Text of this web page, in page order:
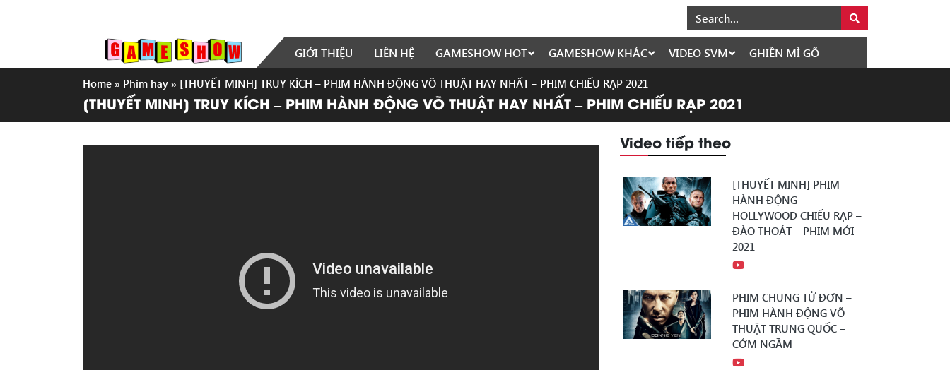
GIỚI THIỆU LIÊN HỆ GAMESHOW HOT GAMESHOW KHÁC VIDEO SVM GHIỀN MÌ GÕ
Home » Phim hay » [THUYẾT MINH] TRUY KÍCH – PHIM HÀNH ĐỘNG VÕ THUẬT HAY NHẤT – PHIM CHIẾU RẠP 2021
[THUYẾT MINH] TRUY KÍCH – PHIM HÀNH ĐỘNG VÕ THUẬT HAY NHẤT – PHIM CHIẾU RẠP 2021
Video tiếp theo
[THUYẾT MINH] PHIM
HÀNH ĐỘNG
HOLLYWOOD CHIẾU RẠP –
ĐÀO THOÁT – PHIM MỚI
2021
PHIM CHUNG TỬ ĐƠN –
PHIM HÀNH ĐỘNG VÕ
THUẬT TRUNG QUỐC –
CỚM NGẦM